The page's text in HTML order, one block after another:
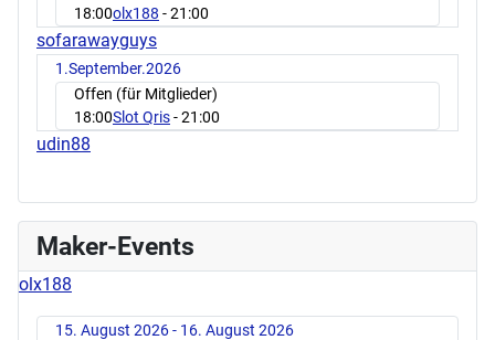
18:00olx188 - 21:00
sofarawayguys
1.September.2026
Offen (für Mitglieder)
18:00Slot Qris- 21:00
udin88
Maker-Events
olx188
15. August 2026 - 16. August 2026